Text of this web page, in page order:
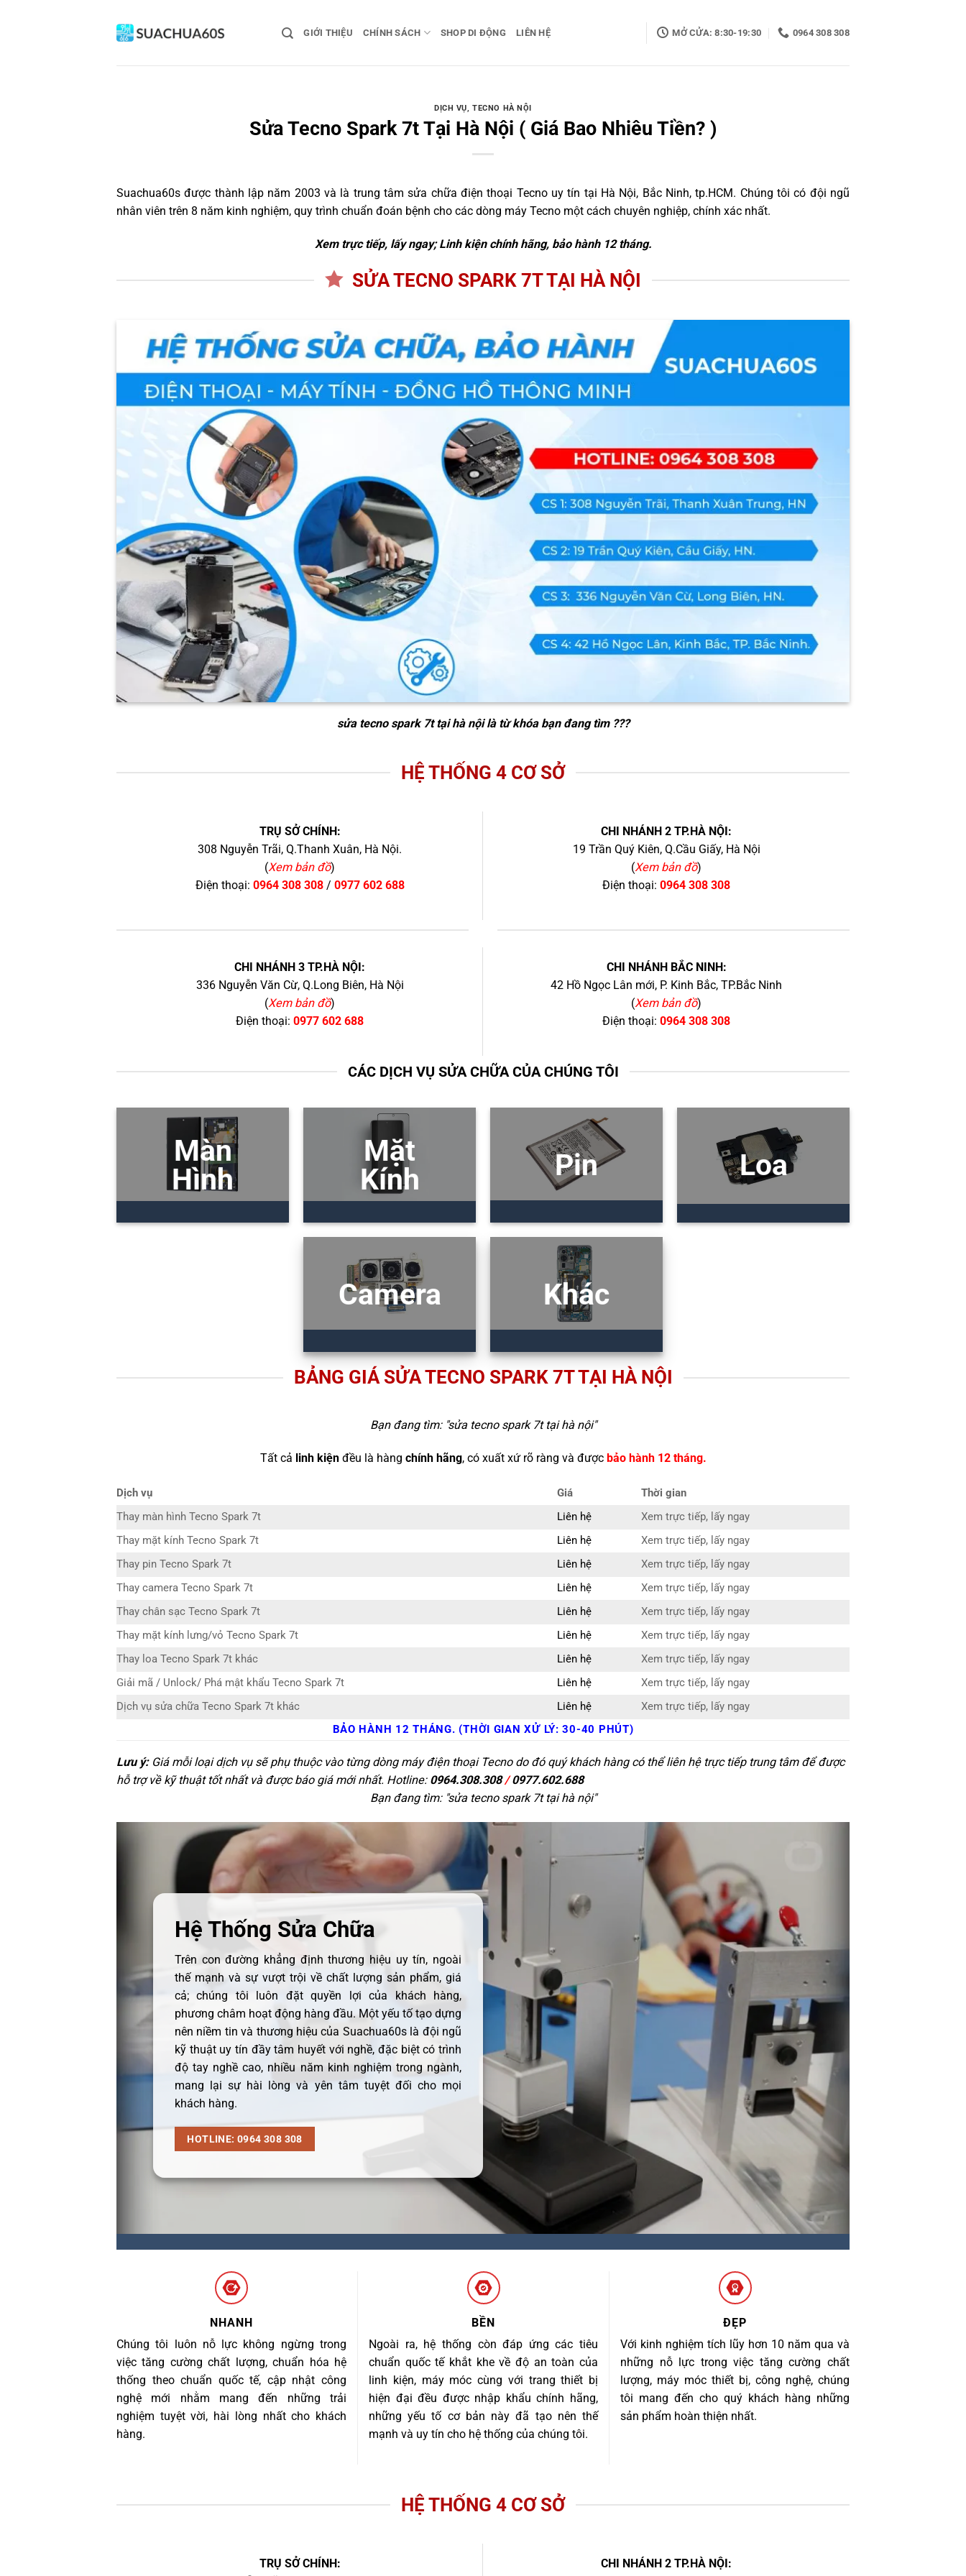
GIỚI THIỆU CHÍNH SÁCH SHOP DI ĐỘNG LIÊN HỆ MỞ CỬA: 8:30-19:30 0964 308 308
DỊCH VỤ,TECNO HÀ NỘI
Sửa Tecno Spark 7t Tại Hà Nội ( Giá Bao Nhiêu Tiền? )
Suachua60s được thành lập năm 2003 và là trung tâm sửa chữa điện thoại Tecno uy tín tại Hà Nội, Bắc Ninh, tp.HCM. Chúng tôi có đội ngũ
nhân viên trên 8 năm kinh nghiệm, quy trình chuẩn đoán bệnh cho các dòng máy Tecno một cách chuyên nghiệp, chính xác nhất.
Xem trực tiếp, lấy ngay; Linh kiện chính hãng, bảo hành 12 tháng.
SỬA TECNO SPARK 7T TẠI HÀ NỘI
sửa tecno spark 7t tại hà nộilà từ khóa bạn đang tìm ???
HỆ THỐNG 4 CƠ SỞ
TRỤ SỞ CHÍNH:
308 Nguyễn Trãi, Q.Thanh Xuân, Hà Nội.
(Xem bản đồ)
Điện thoại: 0964 308 308/ 0977 602 688
CHI NHÁNH 2 TP.HÀ NỘI:
19 Trần Quý Kiên, Q.Cầu Giấy, Hà Nội
(Xem bản đồ)
Điện thoại: 0964 308 308
CHI NHÁNH 3 TP.HÀ NỘI:
336 Nguyễn Văn Cừ, Q.Long Biên, Hà Nội
(Xem bản đồ)
Điện thoại: 0977 602 688
CHI NHÁNH BẮC NINH:
42 Hồ Ngọc Lân mới, P. Kinh Bắc, TP.Bắc Ninh
(Xem bản đồ)
Điện thoại: 0964 308 308
CÁC DỊCH VỤ SỬA CHỮA CỦA CHÚNG TÔI
Màn
Hình
Mặt
Kính
Pin Loa
Camera Khác
BẢNG GIÁ SỬA TECNO SPARK 7T TẠI HÀ NỘI
Bạn đang tìm: "sửa tecno spark 7t tại hà nội"
Tất cả linh kiệnđều là hàng chính hãng, có xuất xứ rõ ràng và được bảo hành 12 tháng.
Dịch vụ Giá
Thời gian
Thay màn hình Tecno Spark 7t
Liên hệ
Xem trực tiếp, lấy ngay
Thay mặt kính Tecno Spark 7t
Liên hệ
Xem trực tiếp, lấy ngay
Thay pin Tecno Spark 7t
Liên hệ
Xem trực tiếp, lấy ngay
Thay camera Tecno Spark 7t
Liên hệ
Xem trực tiếp, lấy ngay
Thay chân sạc Tecno Spark 7t
Liên hệ
Xem trực tiếp, lấy ngay
Thay mặt kính lưng/vỏ Tecno Spark 7t
Liên hệ
Xem trực tiếp, lấy ngay
Thay loa Tecno Spark 7t khác
Liên hệ
Xem trực tiếp, lấy ngay
Giải mã / Unlock/ Phá mật khẩu Tecno Spark 7t
Liên hệ
Xem trực tiếp, lấy ngay
Dịch vụ sửa chữa Tecno Spark 7t khác
Liên hệ
Xem trực tiếp, lấy ngay
BẢO HÀNH 12 THÁNG. (THỜI GIAN XỬ LÝ: 30-40 PHÚT)
Lưu ý:Giá mỗi loại dịch vụ sẽ phụ thuộc vào từng dòng máy điện thoại Tecno do đó quý khách hàng có thể liên hệ trực tiếp trung tâm để được
hỗ trợ về kỹ thuật tốt nhất và được báo giá mới nhất. Hotline: 0964.308.308/0977.602.688
Bạn đang tìm: "sửa tecno spark 7t tại hà nội"
Hệ Thống Sửa Chữa
Trên con đường khẳng định thương hiệu uy tín, ngoài
thế mạnh và sự vượt trội về chất lượng sản phẩm, giá
cả; chúng tôi luôn đặt quyền lợi của khách hàng,
phương châm hoạt động hàng đầu. Một yếu tố tạo dựng
nên niềm tin và thương hiệu của Suachua60s là đội ngũ
kỹ thuật uy tín đầy tâm huyết với nghề, đặc biệt có trình
độ tay nghề cao, nhiều năm kinh nghiệm trong ngành,
mang lại sự hài lòng và yên tâm tuyệt đối cho mọi
khách hàng.
HOTLINE: 0964 308 308
NHANH
Chúng tôi luôn nỗ lực không ngừng trong
việc tăng cường chất lượng, chuẩn hóa hệ
thống theo chuẩn quốc tế, cập nhật công
nghệ mới nhằm mang đến những trải
nghiệm tuyệt vời, hài lòng nhất cho khách
hàng.
BỀN
Ngoài ra, hệ thống còn đáp ứng các tiêu
chuẩn quốc tế khắt khe về độ an toàn của
linh kiện, máy móc cùng với trang thiết bị
hiện đại đều được nhập khẩu chính hãng,
những yếu tố cơ bản này đã tạo nên thế
mạnh và uy tín cho hệ thống của chúng tôi.
ĐẸP
Với kinh nghiệm tích lũy hơn 10 năm qua và
những nỗ lực trong việc tăng cường chất
lượng, máy móc thiết bị, công nghệ, chúng
tôi mang đến cho quý khách hàng những
sản phẩm hoàn thiện nhất.
HỆ THỐNG 4 CƠ SỞ
TRỤ SỞ CHÍNH:
CHI NHÁNH 2 TP.HÀ NỘI: